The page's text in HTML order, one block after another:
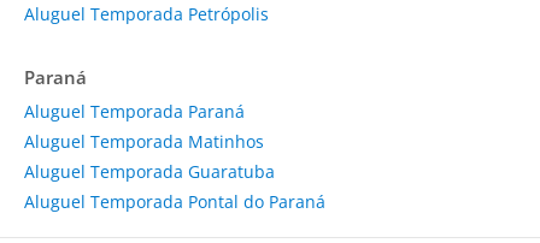
Aluguel Temporada Petrópolis
Paraná
Aluguel Temporada Paraná
Aluguel Temporada Matinhos
Aluguel Temporada Guaratuba
Aluguel Temporada Pontal do Paraná